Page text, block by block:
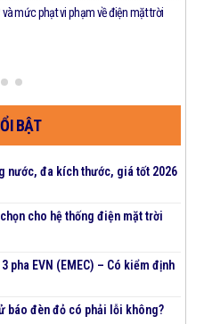
mức phạt vi phạm về điện mặt trời
BẬT
nước, đa kích thước, giá tốt 2026
cho hệ thống điện mặt trời
pha EVN (EMEC) – Có kiểm định
báo đèn đỏ có phải lỗi không?